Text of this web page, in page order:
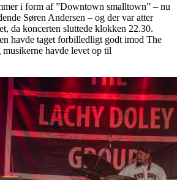
i form af ”Downtown smalltown” – nu
Søren Andersen – og der var atter
da koncerten sluttede klokken 22.30.
havde taget forbilledligt godt imod The
havde levet op til